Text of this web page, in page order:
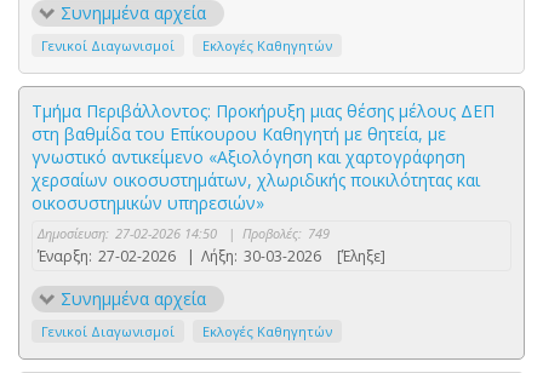
Συνημμένα αρχεία
Γενικοί Διαγωνισμοί Εκλογές Καθηγητών
Τμήμα Περιβάλλοντος: Προκήρυξη μιας θέσης μέλους ΔΕΠ
στη βαθμίδα του Επίκουρου Καθηγητή με θητεία, με
γνωστικό αντικείμενο «Αξιολόγηση και χαρτογράφηση
χερσαίων οικοσυστημάτων, χλωριδικής ποικιλότητας και
οικοσυστημικών υπηρεσιών»
Δημοσίευση: 27-02-2026 14:50 | Προβολές: 749
Έναρξη: 27-02-2026 | Λήξη: 30-03-2026 [Έληξε]
Συνημμένα αρχεία
Γενικοί Διαγωνισμοί Εκλογές Καθηγητών